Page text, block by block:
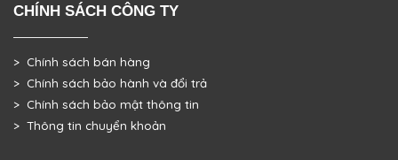
CHÍNH SÁCH CÔNG TY
> Chính sách bán hàng
> Chính sách bảo hành và đổi trả
> Chính sách bảo mật thông tin
> Thông tin chuyển khoản